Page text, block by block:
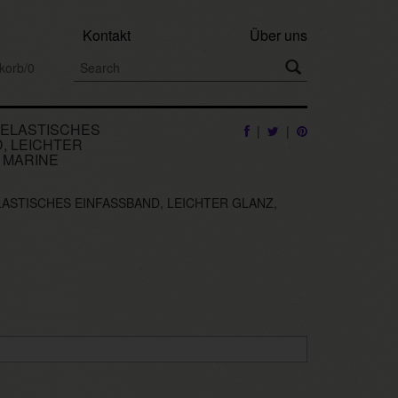
Kontakt Über uns
0
LEICHTER
| |
EINFASSBAND, LEICHTER GLANZ,